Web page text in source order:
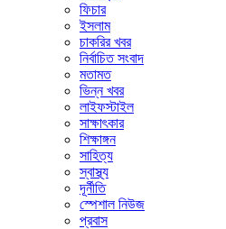
ফিচার
ইসলাম
চাকরির খবর
নির্বাচিত সংবাদ
মতামত
ভিন্ন খবর
লাইফস্টাইল
সাক্ষাৎকার
শিক্ষাঙ্গন
সাহিত্য
স্বাস্থ্য
দূর্নীতি
স্পেশাল নিউজ
প্রবাস